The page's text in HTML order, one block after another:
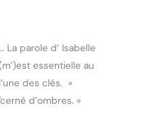
La parole d’ Isabelle
essentielle au
des clés. »
d’ombres. »